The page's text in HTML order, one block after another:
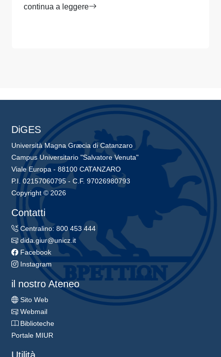
continua a leggere
DiGES
Università Magna Græcia di Catanzaro
Campus Universitario "Salvatore Venuta"
Viale Europa - 88100 CATANZARO
P.I. 02157060795 - C.F. 97026980793
Copyright © 2026
Contatti
Centralino: 800 453 444
dida.giur@unicz.it
Facebook
Instagram
il nostro Ateneo
Sito Web
Webmail
Biblioteche
Portale MIUR